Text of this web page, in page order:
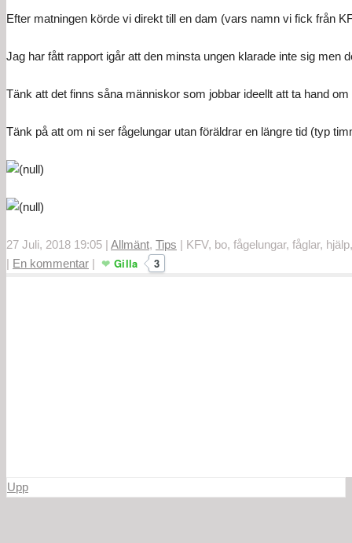
Efter matningen körde vi direkt till en dam (vars namn vi fick från
Jag har fått rapport igår att den minsta ungen klarade inte sig men
Tänk att det finns såna människor som jobbar ideellt att ta hand
Tänk på att om ni ser fågelungar utan föräldrar en längre tid (typ
27 Juli, 2018 19:05 | Allmänt, Tips | KFV, bo, fågelungar, fåglar,
| En kommentar | 3
Gilla
Upp